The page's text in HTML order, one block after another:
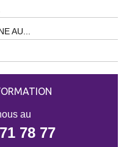
AU...
au
78 77